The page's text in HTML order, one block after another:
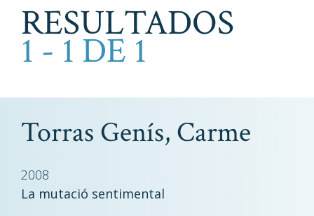
RESULTADOS
1 - 1 DE 1
Torras Genís, Carme
2008
La mutació sentimental